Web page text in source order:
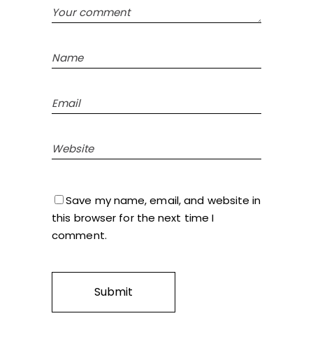
Save my name, email, and website in
this browser for the next time I
comment.